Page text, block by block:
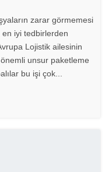
zarar görmemesi
en iyi tedbirlerden
Lojistik ailesinin
unsur paketleme
bu işi çok...